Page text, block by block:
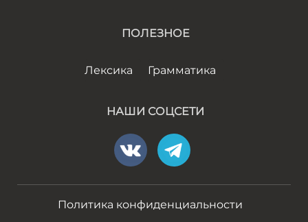
ПОЛЕЗНОЕ
Лексика Грамматика
НАШИ СОЦСЕТИ
Политика конфиденциальности